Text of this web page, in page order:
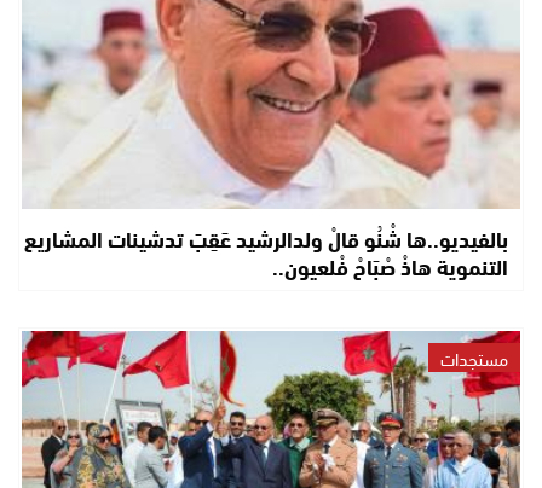
بالفيديو..ها شْنُو قالْ ولدالرشيد عَقِبَ تدشينات المشاريع
التنموية هاذْ صْبَاحْ فْلعيون..
مستجدات